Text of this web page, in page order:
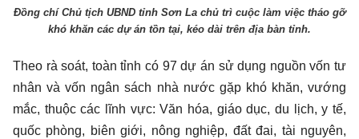
Đồng chí Chủ tịch UBND tỉnh Sơn La chủ trì cuộc làm việc tháo gỡ
khó khăn các dự án tồn tại, kéo dài trên địa bàn tỉnh.
Theo rà soát, toàn tỉnh có 97 dự án sử dụng nguồn vốn tư
nhân và vốn ngân sách nhà nước gặp khó khăn, vướng
mắc, thuộc các lĩnh vực: Văn hóa, giáo dục, du lịch, y tế,
quốc phòng, biên giới, nông nghiệp, đất đai, tài nguyên,